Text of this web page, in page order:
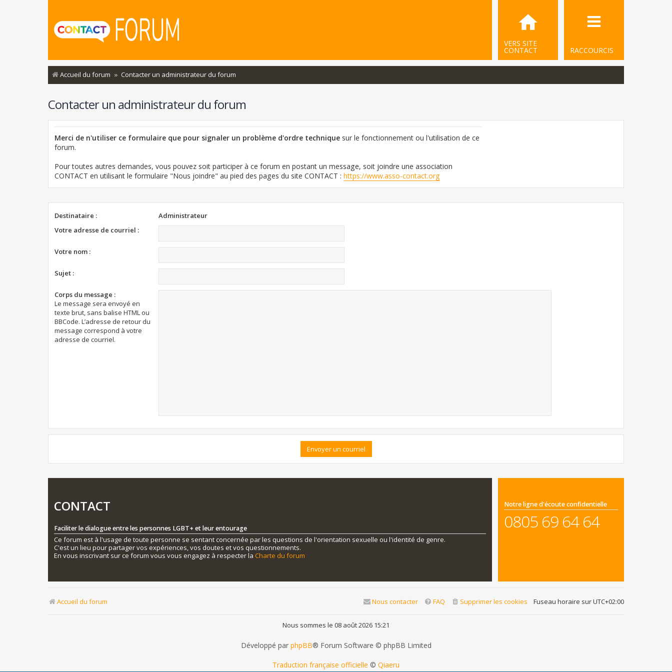
RACCOURCIS
VERS SITE
CONTACT
Accueil du forum Contacter un administrateur du forum
Contacter un administrateur du forum
Merci de n'utiliser ce formulaire que pour signaler un problème d'ordre technique sur le fonctionnement ou l'utilisation de ce
forum.
Pour toutes autres demandes, vous pouvez soit participer à ce forum en postant un message, soit joindre une association
CONTACT en utilisant le formulaire "Nous joindre" au pied des pages du site CONTACT : https://www.asso-contact.org
Destinataire :
Administrateur
Votre adresse de courriel :
Votre nom :
Sujet :
Corps du message :
Le message sera envoyé en
texte brut, sans balise HTML ou
BBCode. L’adresse de retour du
message correspond à votre
adresse de courriel.
CONTACT
Faciliter le dialogue entre les personnes LGBT+ et leur entourage
Ce forum est à l'usage de toute personne se sentant concernée par les questions de l'orientation sexuelle ou l'identité de genre.
C'est un lieu pour partager vos expériences, vos doutes et vos questionnements.
En vous inscrivant sur ce forum vous vous engagez à respecter la Charte du forum
Notre ligne d'écoute confidentielle
0805 69 64 64
Accueil du forum Fuseau horaire surUTC+02:00
Supprimer les cookies
FAQ
Nous contacter
Nous sommes le 08 août 2026 15:21
Développé par phpBB® Forum Software © phpBB Limited
Traduction française officielle © Qiaeru